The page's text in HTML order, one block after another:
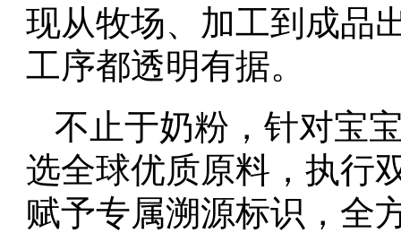
现从牧场、加工到成品
工序都透明有据。
不止于奶粉，针对宝
选全球优质原料，执行
赋予专属溯源标识，全